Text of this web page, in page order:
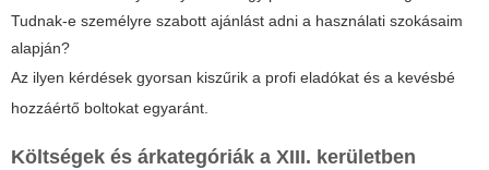
Tudnak-e személyre szabott ajánlást adni a használati szokásaim
alapján?
Az ilyen kérdések gyorsan kiszűrik a profi eladókat és a kevésbé
hozzáértő boltokat egyaránt.
Költségek és árkategóriák a XIII. kerületben